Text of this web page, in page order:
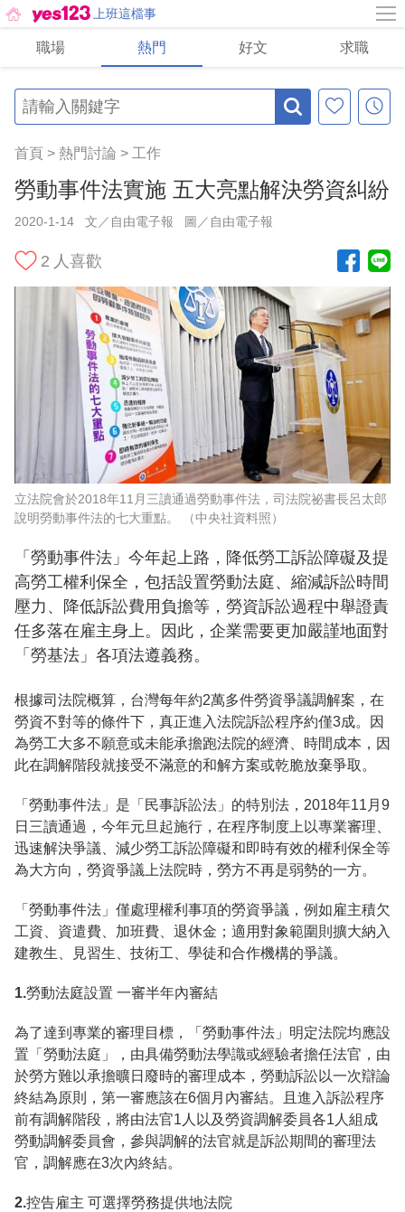
上班這檔事
職場 熱門 好文 求職
首頁 > 熱門討論 > 工作
勞動事件法實施 五大亮點解決勞資糾紛
2020-1-14 文／自由電子報 圖／自由電子報
2 人喜歡
立法院會於2018年11月三讀通過勞動事件法，司法院祕書長呂太郎
說明勞動事件法的七大重點。 （中央社資料照）
「勞動事件法」今年起上路，降低勞工訴訟障礙及提
高勞工權利保全，包括設置勞動法庭、縮減訴訟時間
壓力、降低訴訟費用負擔等，勞資訴訟過程中舉證責
任多落在雇主身上。因此，企業需要更加嚴謹地面對
「勞基法」各項法遵義務。
根據司法院概算，台灣每年約2萬多件勞資爭議調解案，在
勞資不對等的條件下，真正進入法院訴訟程序約僅3成。因
為勞工大多不願意或未能承擔跑法院的經濟、時間成本，因
此在調解階段就接受不滿意的和解方案或乾脆放棄爭取。
「勞動事件法」是「民事訴訟法」的特別法，2018年11月9
日三讀通過，今年元旦起施行，在程序制度上以專業審理、
迅速解決爭議、減少勞工訴訟障礙和即時有效的權利保全等
為大方向，勞資爭議上法院時，勞方不再是弱勢的一方。
「勞動事件法」僅處理權利事項的勞資爭議，例如雇主積欠
工資、資遣費、加班費、退休金；適用對象範圍則擴大納入
建教生、見習生、技術工、學徒和合作機構的爭議。
1.勞動法庭設置 一審半年內審結
為了達到專業的審理目標，「勞動事件法」明定法院均應設
置「勞動法庭」，由具備勞動法學識或經驗者擔任法官，由
於勞方難以承擔曠日廢時的審理成本，勞動訴訟以一次辯論
終結為原則，第一審應該在6個月內審結。且進入訴訟程序
前有調解階段，將由法官1人以及勞資調解委員各1人組成
勞動調解委員會，參與調解的法官就是訴訟期間的審理法
官，調解應在3次內終結。
2.控告雇主 可選擇勞務提供地法院